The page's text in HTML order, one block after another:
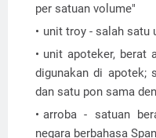
per satuan volume"
unit troy - salah
unit apoteker, berat
digunakan di apotek;
dan satu pon sama
arroba - satuan
negara berbahasa